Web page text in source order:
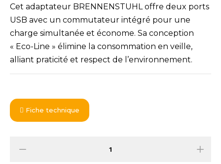
Cet adaptateur BRENNENSTUHL offre deux ports
USB avec un commutateur intégré pour une
charge simultanée et économe. Sa conception
« Eco-Line » élimine la consommation en veille,
alliant praticité et respect de l’environnement.
Fiche technique